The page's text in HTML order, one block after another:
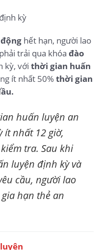
kỳ
hết hạn, người lao
trải qua khóa đào
kỳ, với thời gian huấn
ít nhất 50% thời gian
huấn luyện an
ít nhất 12 giờ,
tra. Sau khi
luyện định kỳ và
cầu, người lao
hạn thẻ an